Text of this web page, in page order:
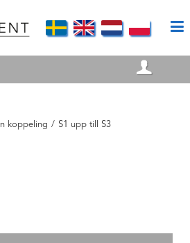
koppeling / S1 upp till S3